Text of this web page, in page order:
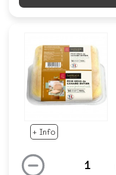
+ Info